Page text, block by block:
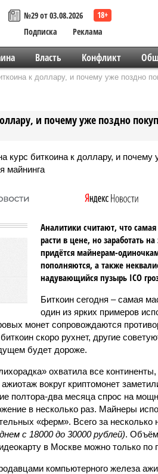
№29 от 03.08.2026
Подписка
Реклама
Власть Конфликт
к доллару, и почему уже поздно
и почему уже поздно
Аналитики считают, что
расти в цене, но заработать
придётся майнерам-
пополняются, а также
надувающийся пузырь ICO
Биткоин сегодня – самая
один из ярких примеров
монет сопровождаются
скоро рухнет, другие
будет дороже.
охватила все
вокруг криптомонет
полтора-два месяца спрос на
в несколько раз. Майнеры
«ферм». Всего за
с 18000 до 30000 рублей).
в Москве можно только по
компьютерного железа